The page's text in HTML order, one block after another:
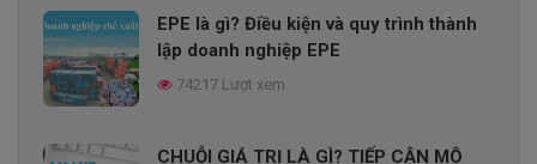
CHUỖI GIÁ TRỊ LÀ GÌ? TIẾP CẬN MÔ
HÌNH CHUỖI GIÁ TRỊ THẾ NÀO CHO
HIỆU QUẢ?
EPE là gì? Điều kiện và quy trình thành
lập doanh nghiệp EPE
74217 Lượt xem
CHUỖI GIÁ TRỊ LÀ GÌ? TIẾP CẬN MÔ